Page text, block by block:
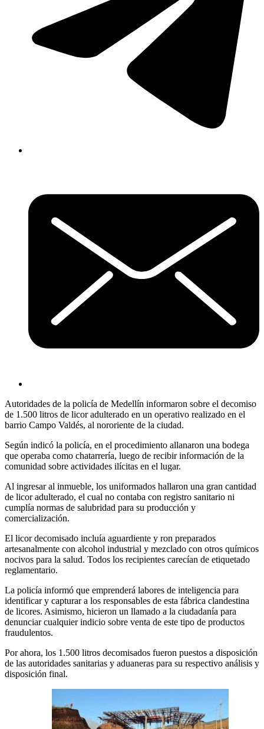
Autoridades de la policía de Medellín informaron sobre el decomiso
de 1.500 litros de licor adulterado en un operativo realizado en el
barrio Campo Valdés, al nororiente de la ciudad.
Según indicó la policía, en el procedimiento allanaron una bodega
que operaba como chatarrería, luego de recibir información de la
comunidad sobre actividades ilícitas en el lugar.
Al ingresar al inmueble, los uniformados hallaron una gran cantidad
de licor adulterado, el cual no contaba con registro sanitario ni
cumplía normas de salubridad para su producción y
comercialización.
El licor decomisado incluía aguardiente y ron preparados
artesanalmente con alcohol industrial y mezclado con otros químicos
nocivos para la salud. Todos los recipientes carecían de etiquetado
reglamentario.
La policía informó que emprenderá labores de inteligencia para
identificar y capturar a los responsables de esta fábrica clandestina
de licores. Asimismo, hicieron un llamado a la ciudadanía para
denunciar cualquier indicio sobre venta de este tipo de productos
fraudulentos.
Por ahora, los 1.500 litros decomisados fueron puestos a disposición
de las autoridades sanitarias y aduaneras para su respectivo análisis y
disposición final.